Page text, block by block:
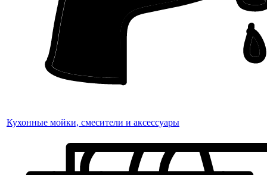
Кухонные мойки, смесители и аксессуары